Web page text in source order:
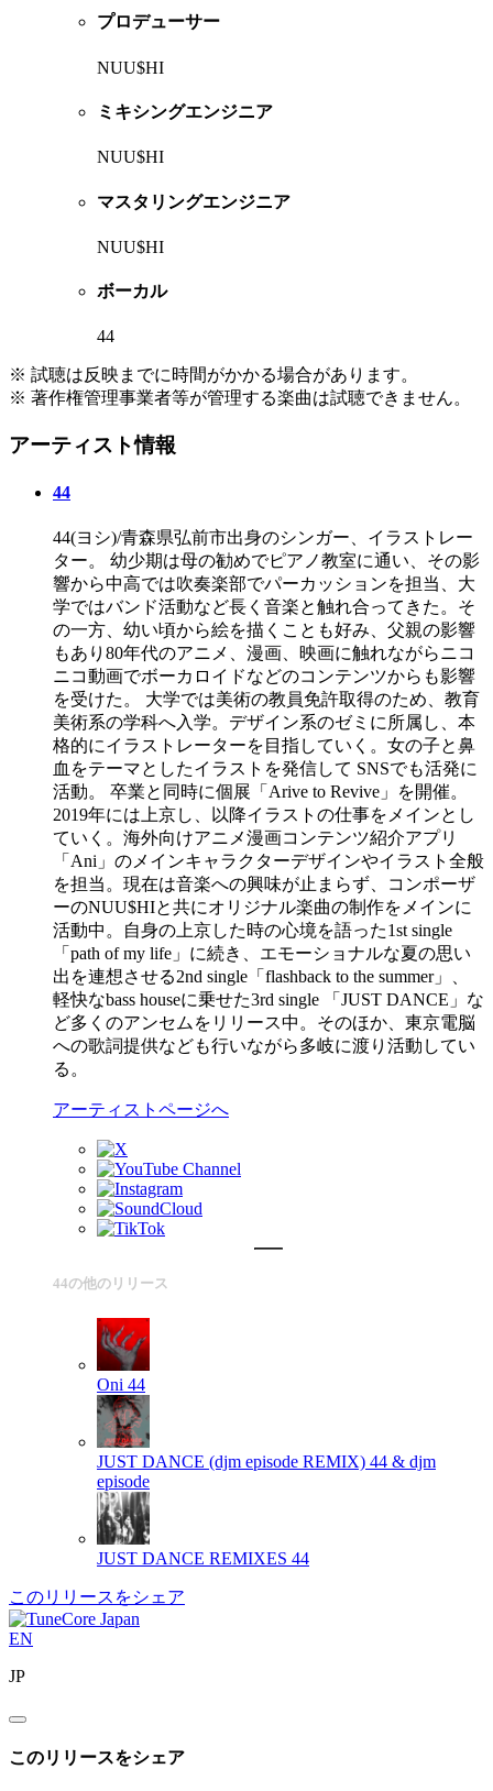
プロデューサー
NUU$HI
ミキシングエンジニア
NUU$HI
マスタリングエンジニア
NUU$HI
ボーカル
44
※ 試聴は反映までに時間がかかる場合があります。
※ 著作権管理事業者等が管理する楽曲は試聴できません。
アーティスト情報
44
44(ヨシ)/青森県弘前市出身のシンガー、イラストレー
ター。 幼少期は母の勧めでピアノ教室に通い、その影
響から中高では吹奏楽部でパーカッションを担当、大
学ではバンド活動など長く音楽と触れ合ってきた。そ
の一方、幼い頃から絵を描くことも好み、父親の影響
もあり80年代のアニメ、漫画、映画に触れながらニコ
ニコ動画でボーカロイドなどのコンテンツからも影響
を受けた。 大学では美術の教員免許取得のため、教育
美術系の学科へ入学。デザイン系のゼミに所属し、本
格的にイラストレーターを目指していく。女の子と鼻
血をテーマとしたイラストを発信して SNSでも活発に
活動。 卒業と同時に個展「Arive to Revive」を開催。
2019年には上京し、以降イラストの仕事をメインとし
ていく。海外向けアニメ漫画コンテンツ紹介アプリ
「Ani」のメインキャラクターデザインやイラスト全般
を担当。現在は音楽への興味が止まらず、コンポーザ
ーのNUU$HIと共にオリジナル楽曲の制作をメインに
活動中。自身の上京した時の心境を語った1st single
「path of my life」に続き、エモーショナルな夏の思い
出を連想させる2nd single「flashback to the summer」、
軽快なbass houseに乗せた3rd single 「JUST DANCE」な
ど多くのアンセムをリリース中。そのほか、東京電脳
への歌詞提供なども行いながら多岐に渡り活動してい
る。
アーティストページへ
44の他のリリース
Oni 44
JUST DANCE (djm episode REMIX) 44 & djm
episode
JUST DANCE REMIXES 44
このリリースをシェア
EN
JP
このリリースをシェア